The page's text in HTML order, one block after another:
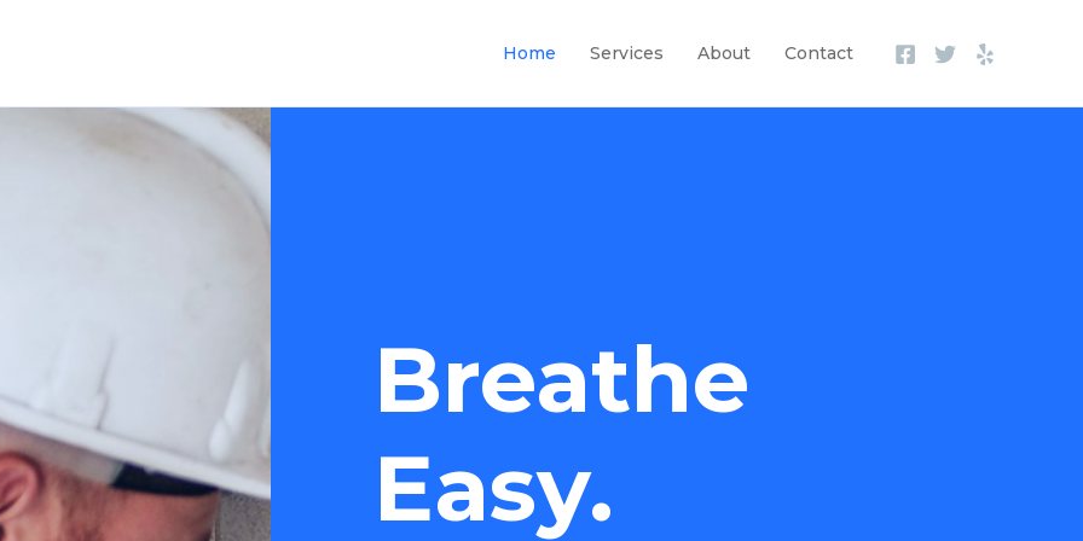
Home Services About Contact
Breathe
Easy.